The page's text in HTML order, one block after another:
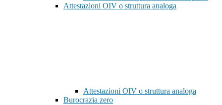
Attestazioni OIV o struttura analoga
Attestazioni OIV o struttura analoga
Burocrazia zero